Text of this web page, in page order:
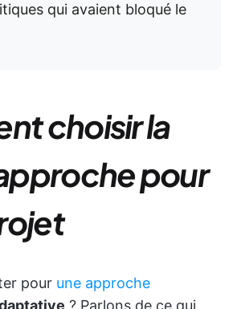
qui avaient bloqué le
choisir la
pour
pour une approche
? Parlons de ce qui